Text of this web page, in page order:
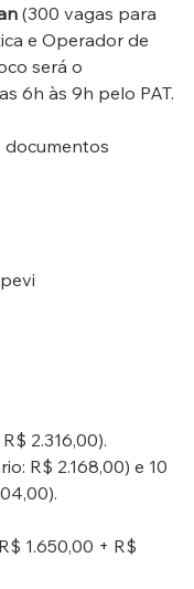
(300 vagas para
e Operador de
será o
6h às 9h pelo PAT.
documentos
2.316,00).
R$ 2.168,00) e 10
1.650,00 + R$